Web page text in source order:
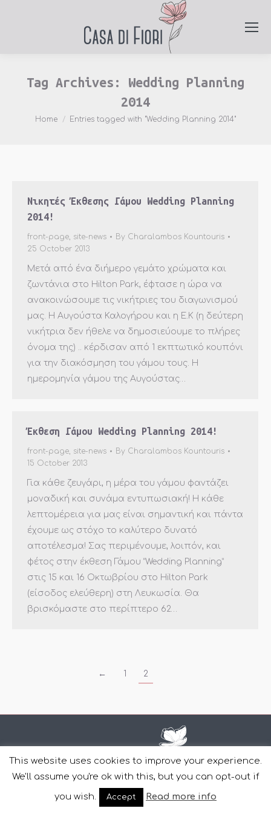
Tag Archives: Wedding Planning
2014
You are here:
Home Entries tagged with "Wedding Planning 2014"
Νικητές Έκθεσης Γάμου Wedding Planning
2014!
front-page, site-news By Charalambos Kountouris
25 October 2013
Μετά από ένα διήμερο γεμάτο χρώματα και
ζωντάνια στο Hilton Park, έφτασε η ώρα να
ανακοινώσουμε τις νικήτριες του διαγωνισμού
μας. Η Αυγούστα Καλογήρου και η Ε.Κ (η δεύτερη
νικήτρια δεν ήθελε να δημοσιεύουμε το πλήρες
όνομα της) .. κέρδισαν από 1 εκπτωτικό κουπόνι
για την διακόσμηση του γάμου τους. Η
ημερομηνία γάμου της Αυγούστας…
Έκθεση Γάμου Wedding Planning 2014!
front-page, site-news By Charalambos Kountouris
15 October 2013
Για κάθε ζευγάρι, η μέρα του γάμου φαντάζει
μοναδική και συνάμα εντυπωσιακή! Η κάθε
λεπτομέρεια για μας είναι σημαντική και πάντα
έχουμε ως στόχο το καλύτερο δυνατό
αποτέλεσμα! Σας περιμένουμε, λοιπόν, και
φέτος στην έκθεση Γάμου “Wedding Planning”
στις 15 και 16 Οκτωβρίου στο Hilton Park
(είσοδος ελεύθερη) στη Λευκωσία. Θα
βρισκόμαστε στο περίπτερο 62…
← 1 2
Copyright Casa Di Fiori © 2011-2022 | Design and Development
by YourWebStep.
This website uses cookies to improve your experience.
We'll assume you're ok with this, but you can opt-out if
you wish.
Accept Read more info